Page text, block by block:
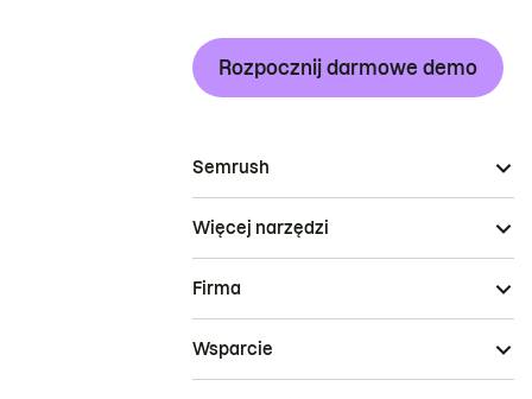
Rozpocznij darmowe demo
Semrush
Więcej narzędzi
Firma
Wsparcie